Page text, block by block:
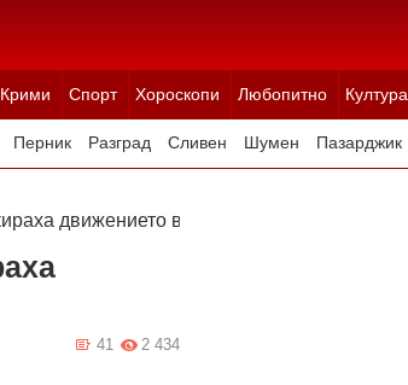
Крими Спорт Хороскопи Любопитно Култура
Перник Разград Сливен Шумен Пазарджик
движението в София и в други градове
2 434
41